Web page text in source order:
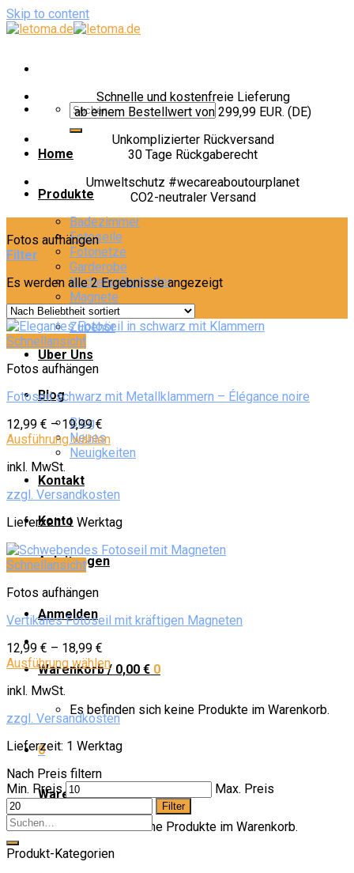
Skip to content
Home
Produkte
Badezimmer
Fotoseile
Fotonetze
Garderobe
Küchenrollenhalter
Magnete
Möbelgriffe
Zubehör
Über Uns
Blog
Blog
Neues
Neuigkeiten
Kontakt
Konto
Anleitungen
Anmelden
Warenkorb / 0,00 € 0
Es befinden sich keine Produkte im Warenkorb.
0
Warenkorb
Es befinden sich keine Produkte im Warenkorb.
Schnelle und kostenfreie Lieferung
ab einem Bestellwert von 299,99 EUR. (DE)
Unkomplizierter Rückversand
30 Tage Rückgaberecht
Umweltschutz #wecareaboutourplanet
CO2-neutraler Versand
Fotos aufhängen
Filter
Es werden alle 2 Ergebnisse angezeigt
Schnellansicht
Fotos aufhängen
Fotoseil schwarz mit Metallklammern – Élégance noire
12,99 € –19,99€
Ausführung wählen
inkl. MwSt.
zzgl. Versandkosten
Lieferzeit:1 Werktag
Schnellansicht
Fotos aufhängen
Vertikales Fotoseil mit kräftigen Magneten
12,99 € – 18,99 €
Ausführung wählen
inkl. MwSt.
zzgl. Versandkosten
Lieferzeit: 1 Werktag
Nach Preis filtern
Min. Preis
Max. Preis
Filter
Produkt-Kategorien